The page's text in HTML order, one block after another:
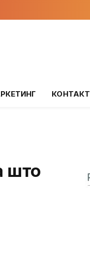
КОНТАКТ
што